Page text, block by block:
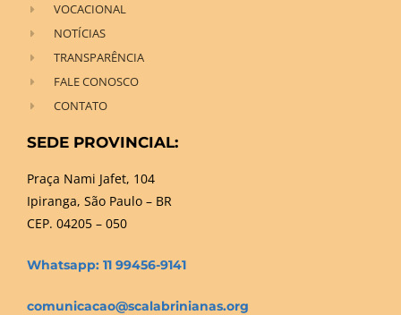
VOCACIONAL
NOTÍCIAS
TRANSPARÊNCIA
FALE CONOSCO
CONTATO
SEDE PROVINCIAL:
Praça Nami Jafet, 104
Ipiranga, São Paulo – BR
CEP. 04205 – 050
Whatsapp: 11 99456-9141
comunicacao@scalabrinianas.org